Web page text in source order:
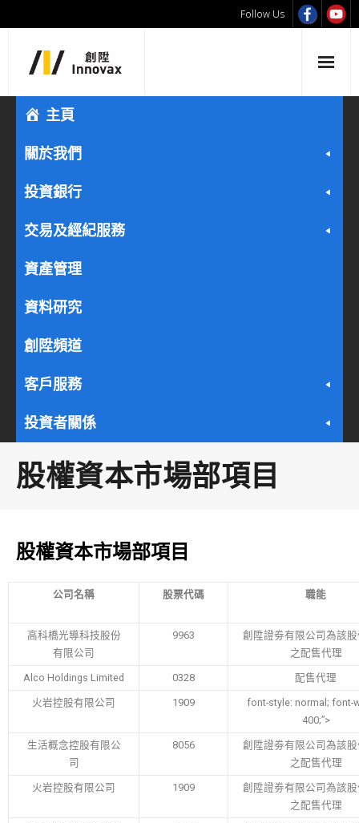
Follow Us
主頁
關於我們
投資銀行
交易及經紀服務
資產管理
資料研究
創陞頻道
客戶服務
投資者關係
股權資本市場部項目
股權資本市場部項目
公司名稱 股票代碼 職能
高科橋光導科技股份
有限公司
9963
創陞證劵有限公司為該
之配售代理
Alco Holdings Limited 0328 配售代理
火岩控股有限公司 1909
font-style: normal; font-
400;”>
生活概念控股有限公
司
8056
創陞證劵有限公司為該
之配售代理
火岩控股有限公司 1909
創陞證劵有限公司為該
之配售代理